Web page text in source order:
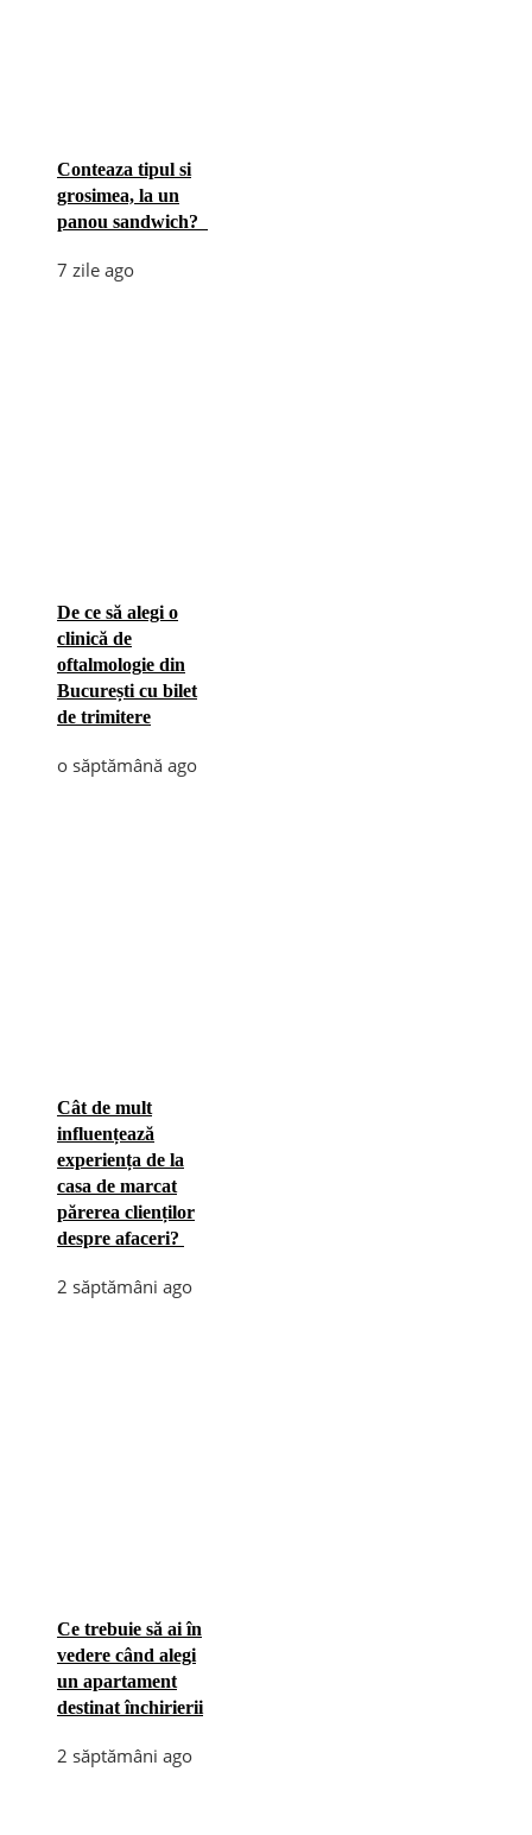
Conteaza tipul si
grosimea, la un
panou sandwich?
7 zile ago
De ce să alegi o
clinică de
oftalmologie din
București cu bilet
de trimitere
o săptămână ago
Cât de mult
influențează
experiența de la
casa de marcat
părerea clienților
despre afaceri?
2 săptămâni ago
Ce trebuie să ai în
vedere când alegi
un apartament
destinat închirierii
2 săptămâni ago